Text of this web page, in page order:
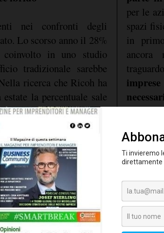
nei confronti degli
Lo scorso anno il 28%
coinvolto in uno studio
tradizionale sarebbe
ricerca che Ricoh ha
la percentuale sale
del lavoro ibrido in
per le
spazi
in
ancora
colleghi
digitale
innovare e
per migliorare
e consentire loro di
perderli